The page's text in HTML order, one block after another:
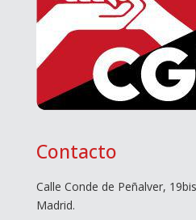
Contacto
Calle Conde de Peñalver,
Madrid.